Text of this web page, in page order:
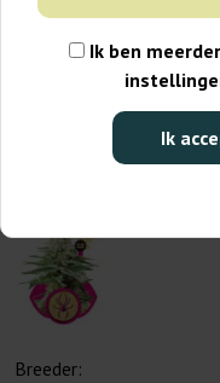
Ik ben
Ik
Breeder: